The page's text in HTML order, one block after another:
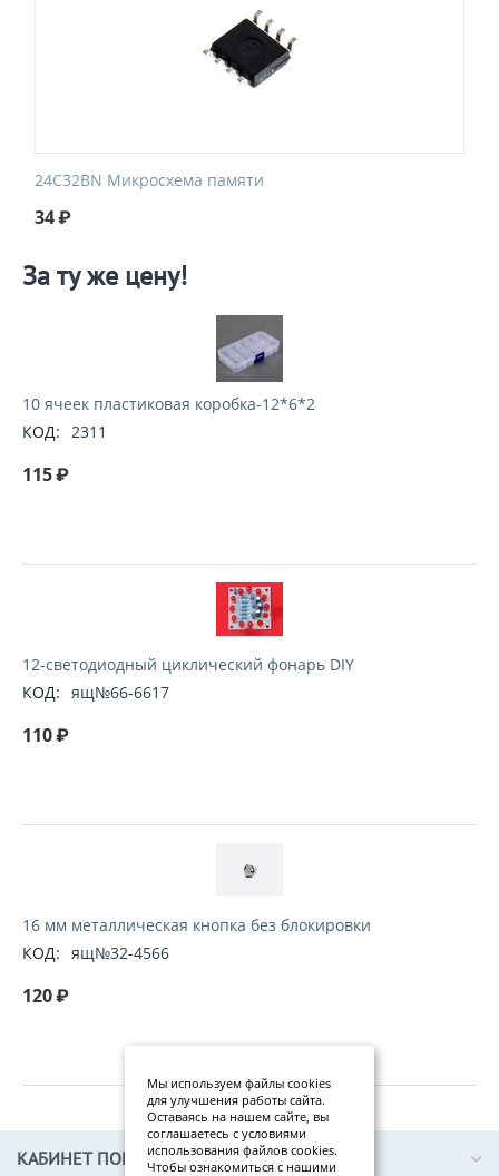
24C32BN Микросхема памяти
34₽
За ту же цену!
10 ячеек пластиковая коробка-12*6*2
КОД: 2311
115₽
12-светодиодный циклический фонарь DIY
КОД: ящ№66-6617
110₽
16 мм металлическая кнопка без блокировки
КОД: ящ№32-4566
120₽
КАБИНЕТ ПОКУПАТЕЛЯ
Мы используем файлы cookies
для улучшения работы сайта.
Оставаясь на нашем сайте, вы
соглашаетесь с условиями
использования файлов cookies.
Чтобы ознакомиться с нашими